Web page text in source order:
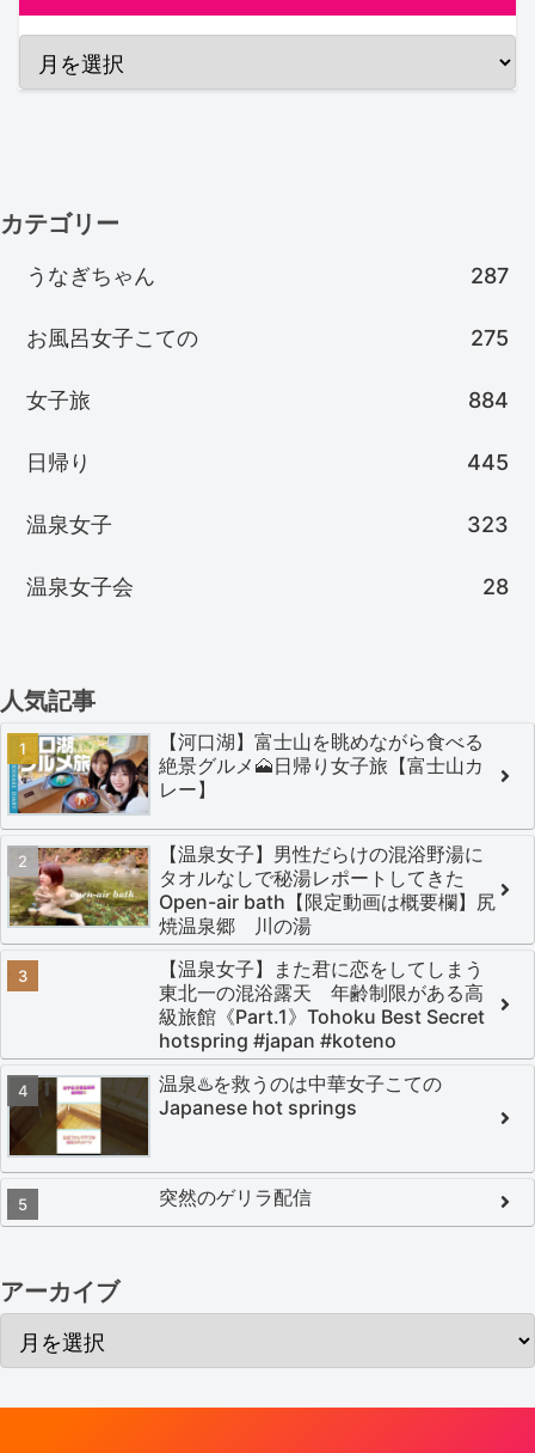
カテゴリー
うなぎちゃん 287
お風呂女子こての 275
女子旅 884
日帰り 445
温泉女子 323
温泉女子会 28
人気記事
【河口湖】富士山を眺めながら食べる
絶景グルメ🗻日帰り女子旅【富士山カ
レー】
【温泉女子】男性だらけの混浴野湯に
タオルなしで秘湯レポートしてきた
Open-air bath【限定動画は概要欄】尻
焼温泉郷 川の湯
【温泉女子】また君に恋をしてしまう
東北一の混浴露天 年齢制限がある高
級旅館《Part.1》Tohoku Best Secret
hotspring #japan #koteno
温泉♨️を救うのは中華女子こての
Japanese hot springs
突然のゲリラ配信
アーカイブ